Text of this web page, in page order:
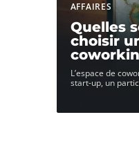
AFFAIRES
Quelles
choisir
L’espace de
start-up, un